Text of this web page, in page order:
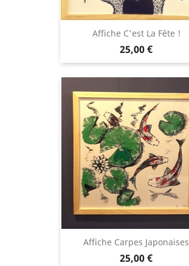
Affiche C'est La Fête !
Prix
25,00 €
Affiche Carpes Japonaises
Prix
25,00 €